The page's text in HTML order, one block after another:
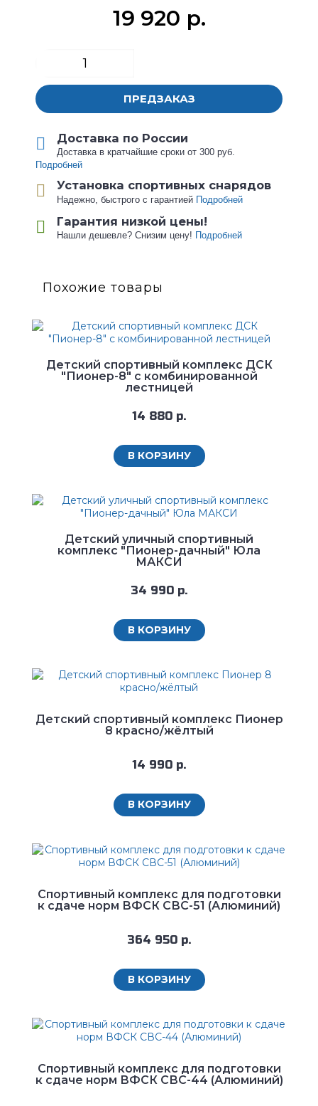
19 920 р.
ПРЕДЗАКАЗ
Доставка по России
Доставка в кратчайшие сроки от 300 руб.
Подробней
Установка спортивных снарядов
Надежно, быстрого с гарантией Подробней
Гарантия низкой цены!
Нашли дешевле? Снизим цену! Подробней
Похожие товары
Детский спортивный комплекс ДСК
"Пионер-8" с комбинированной
лестницей
14 880 р.
В КОРЗИНУ
Детский уличный спортивный
комплекс "Пионер-дачный" Юла
МАКСИ
34 990 р.
В КОРЗИНУ
Детский спортивный комплекс Пионер
8 красно/жёлтый
14 990 р.
В КОРЗИНУ
Спортивный комплекс для подготовки
к сдаче норм ВФСК СВС-51 (Алюминий)
364 950 р.
В КОРЗИНУ
Спортивный комплекс для подготовки
к сдаче норм ВФСК СВС-44 (Алюминий)